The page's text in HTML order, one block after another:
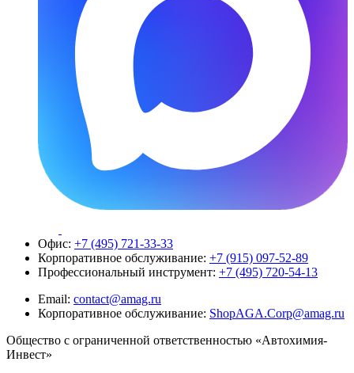
Офис: +7 (495) 721-33-33
Корпоративное обслуживание: +7 (915) 097-52-89
Профессиональный инструмент: +7 (495) 720-54-13
Email: contact@amag.ru
Корпоративное обслуживание: ShopAGA.Corp@amag.ru
Общество с ограниченной ответственностью «Автохимия-
Инвест»